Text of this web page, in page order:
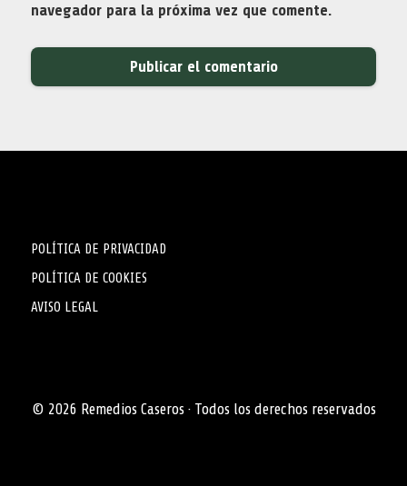
navegador para la próxima vez que comente.
POLÍTICA DE PRIVACIDAD
POLÍTICA DE COOKIES
AVISO LEGAL
© 2026 Remedios Caseros · Todos los derechos reservados